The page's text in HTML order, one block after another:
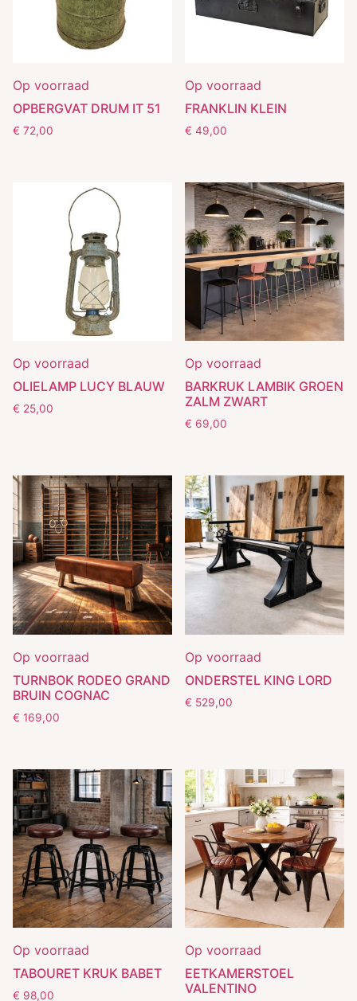
Op voorraad
OPBERGVAT DRUM IT 51
€ 72,00
Op voorraad
FRANKLIN KLEIN
€ 49,00
Op voorraad
OLIELAMP LUCY BLAUW
€ 25,00
Op voorraad
BARKRUK LAMBIK GROEN
ZALM ZWART
€ 69,00
Op voorraad
TURNBOK RODEO GRAND
BRUIN COGNAC
€ 169,00
Op voorraad
ONDERSTEL KING LORD
€ 529,00
Op voorraad
TABOURET KRUK BABET
€ 98,00
Op voorraad
EETKAMERSTOEL
VALENTINO